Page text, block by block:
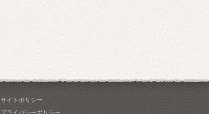
サイトポリシー
プライバシーポリシー